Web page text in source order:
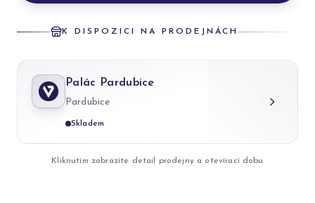
K DISPOZICI NA PRODEJNÁCH
Palác Pardubice
Pardubice
Skladem
Kliknutím zobrazíte detail prodejny a otevírací dobu